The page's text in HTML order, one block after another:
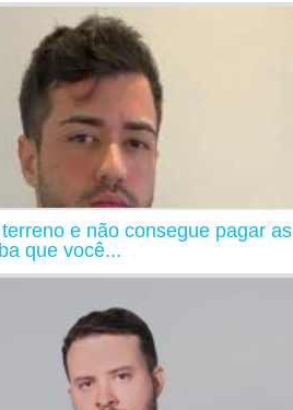
e não consegue pagar as
que você...